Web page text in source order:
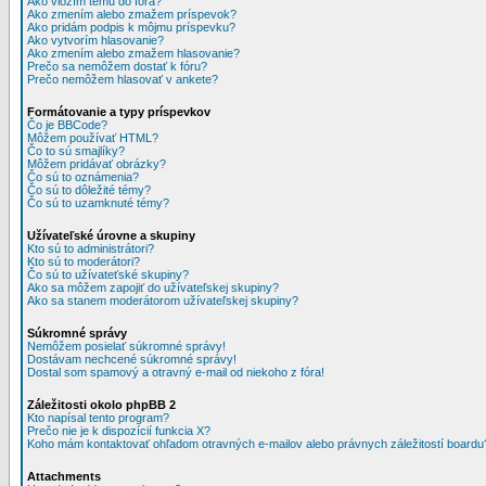
Ako zmením alebo zmažem príspevok?
Ako pridám podpis k môjmu príspevku?
Ako vytvorím hlasovanie?
Ako zmením alebo zmažem hlasovanie?
Prečo sa nemôžem dostať k fóru?
Prečo nemôžem hlasovať v ankete?
Formátovanie a typy príspevkov
Čo je BBCode?
Môžem používať HTML?
Čo to sú smajlíky?
Môžem pridávať obrázky?
Čo sú to oznámenia?
Čo sú to dôležité témy?
Čo sú to uzamknuté témy?
Užívateľské úrovne a skupiny
Kto sú to administrátori?
Kto sú to moderátori?
Čo sú to užívateťské skupiny?
Ako sa môžem zapojiť do užívateľskej skupiny?
Ako sa stanem moderátorom užívateľskej skupiny?
Súkromné správy
Nemôžem posielať súkromné správy!
Dostávam nechcené súkromné správy!
Dostal som spamový a otravný e-mail od niekoho z fóra!
Záležitosti okolo phpBB 2
Kto napísal tento program?
Prečo nie je k dispozícií funkcia X?
Koho mám kontaktovať ohľadom otravných e-mailov alebo právnych záležitostí
Attachments